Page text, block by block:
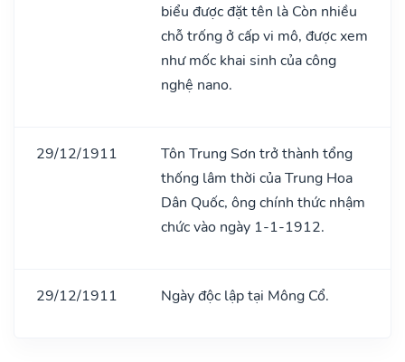
biểu được đặt tên là Còn nhiều
chỗ trống ở cấp vi mô, được xem
như mốc khai sinh của công
nghệ nano.
29/12/1911
Tôn Trung Sơn trở thành tổng
thống lâm thời của Trung Hoa
Dân Quốc, ông chính thức nhậm
chức vào ngày 1-1-1912.
29/12/1911 Ngày độc lập tại Mông Cổ.